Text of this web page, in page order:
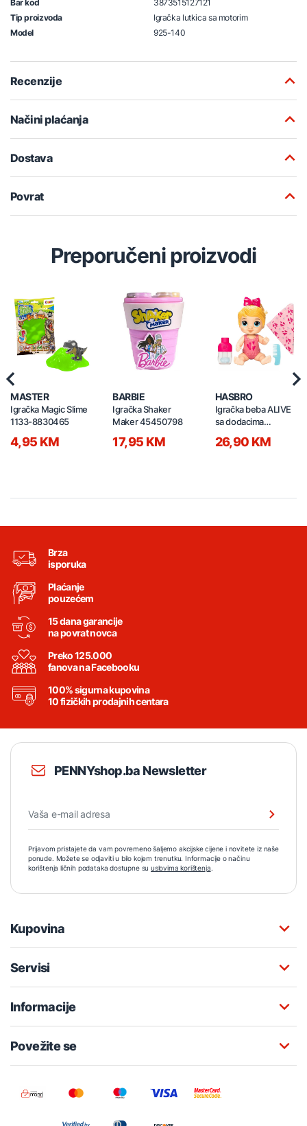
Bar kod
3873515127121
Tip proizvoda
Igračka lutkica sa motorim
Model
925-140
Recenzije
Načini plaćanja
Dostava
Povrat
Preporučeni proizvodi
MASTER
Igračka Magic Slime
1133-8830465
4,95 KM
BARBIE
Igračka Shaker
Maker 45450798
17,95 KM
HASBRO
Igračka beba ALIVE
sa dodacima
26,90 KM
Previous
Brza
isporuka
Plaćanje
pouzećem
15 dana garancije
na povrat novca
Preko 125.000
fanova na Facebooku
100% sigurna kupovina
10 fizičkih prodajnih centara
PENNYshop.ba Newsletter
Prijavom pristajete da vam povremeno šaljemo akcijske cijene i novitete iz naše
ponude. Možete se odjaviti u bilo kojem trenutku. Informacije o načinu
korištenja ličnih podataka dostupne su uslovima korištenja.
Kupovina
Servisi
Informacije
Povežite se